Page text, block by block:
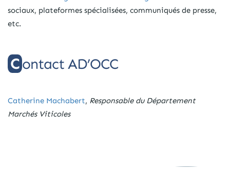
sociaux, plateformes spécialisées, communiqués de presse,
etc.
Contact AD’OCC
Catherine Machabert, Responsable du Département
Marchés Viticoles